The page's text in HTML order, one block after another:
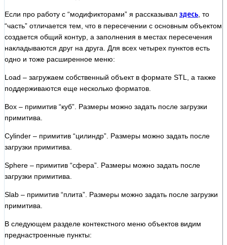
Если про работу с “модификторами” я рассказывал здесь , то
“часть” отличается тем, что в пересечении с основным объектом
создается общий контур, а заполнения в местах пересечения
накладываются друг на друга. Для всех четырех пунктов есть
одно и тоже расширенное меню:
Load – загружаем собственный объект в формате STL, а также
поддерживаются еще несколько форматов.
Box – примитив “куб”. Размеры можно задать после загрузки
примитива.
Cylinder – примитив “цилиндр”. Размеры можно задать после
загрузки примитива.
Sphere – примитив “сфера”. Размеры можно задать после
загрузки примитива.
Slab – примитив “плита”. Размеры можно задать после загрузки
примитива.
В следующем разделе контекстного меню объектов видим
преднастроенные пункты: